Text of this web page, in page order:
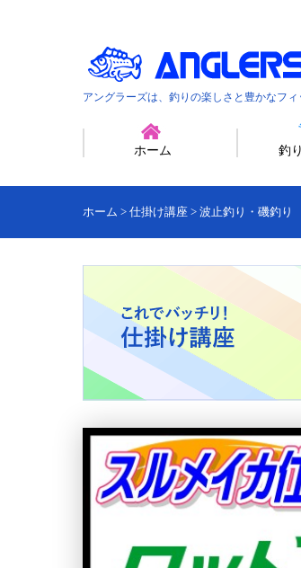
アングラーズは、釣りの楽しさと豊かなフ
ホーム 釣
ホーム > 仕掛け講座 > 波止釣り・磯釣り